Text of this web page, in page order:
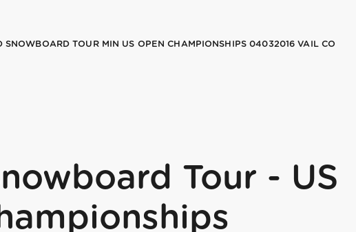
SNOWBOARD TOUR MIN US OPEN CHAMPIONSHIPS 04032016 VAIL CO
Tour - US